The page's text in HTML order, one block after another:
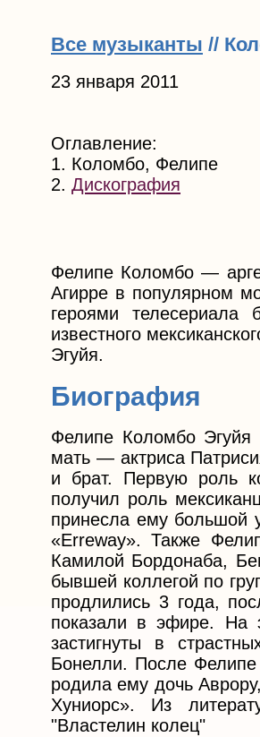
Все музыканты //
23 января 2011
Оглавление:
1. Коломбо, Фелипе
2. Дискография
Фелипе Коломбо —
Агирре в популярном
героями
известного
Эгуйя.
Биография
Фелипе Коломбо
мать — актриса
и брат. Первую роль
получил роль
принесла ему большой
«Erreway». Также
Камилой Бордонаба,
бывшей коллегой по
продлились 3 года,
показали в эфире. На
застигнуты в
Бонелли. После Фелипе
родила ему дочь
Хуниорс». Из
"Властелин колец"